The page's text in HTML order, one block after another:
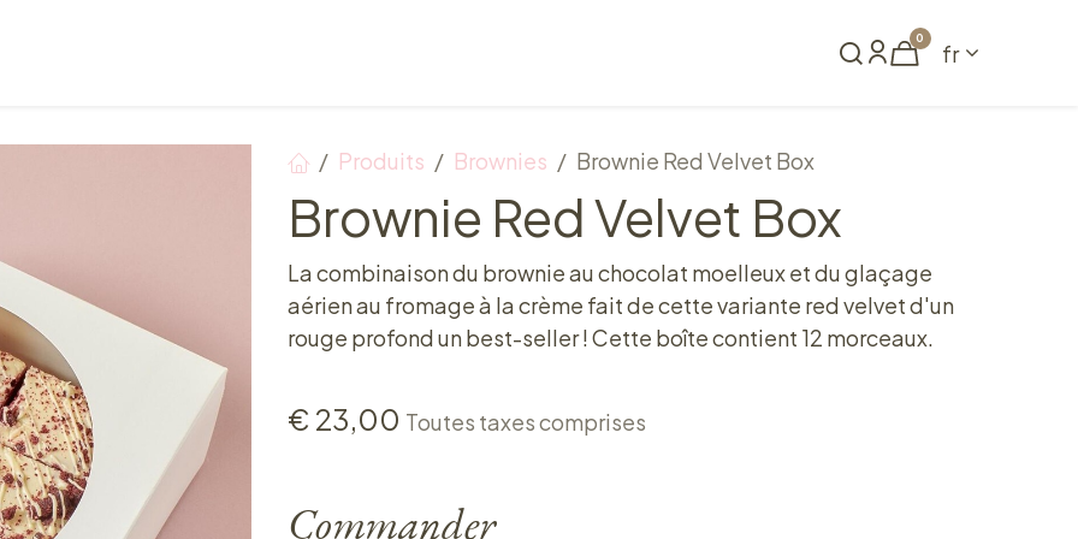
0
fr
Produits Brownies Brownie Red Velvet Box
Brownie Red Velvet Box
La combinaison du brownie au chocolat moelleux et du glaçage
aérien au fromage à la crème fait de cette variante red velvet d'un
rouge profond un best-seller ! Cette boîte contient 12 morceaux.
€ 23,00 Toutes taxes comprises
Commander